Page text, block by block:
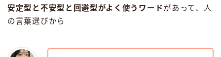
安定型と不安型と回避型がよく使うワードがあって、人
の言葉選びから